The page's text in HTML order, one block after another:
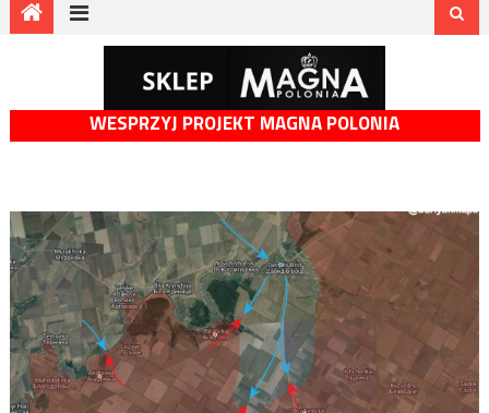
WESPRZYJ PROJEKT MAGNA POLONIA